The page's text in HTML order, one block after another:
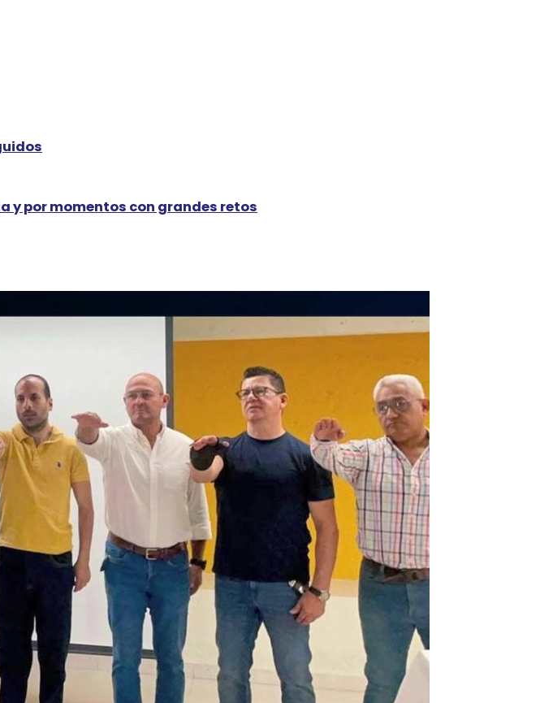
y por momentos con grandes retos